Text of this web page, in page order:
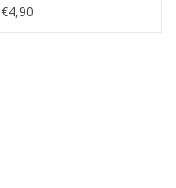
€4,90